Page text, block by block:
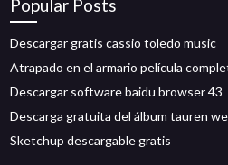
Popular Posts
Descargar gratis cassio toledo music
Atrapado en el armario película
Descargar software baidu browser 43
Descarga gratuita del álbum tauren
Sketchup descargable gratis